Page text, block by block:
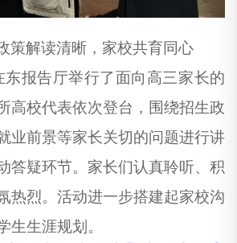
策解读清晰，家校共育同心
东报告厅举行了面向高三家长的
高校代表依次登台，围绕招生政
业前景等家长关切的问题进行讲
答疑环节。家长们认真聆听、积
热烈。活动进一步搭建起家校沟
生生涯规划。